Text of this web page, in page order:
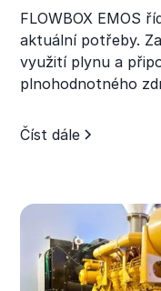
FLOWBOX EMOS
aktuální potřeby.
využití plynu a
plnohodnotného
Číst dále